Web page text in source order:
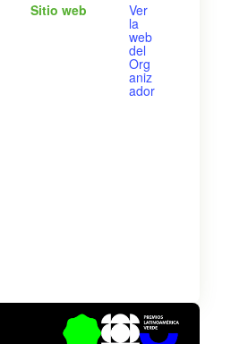
Sitio web
Ver
la
web
del
Org
aniz
ador